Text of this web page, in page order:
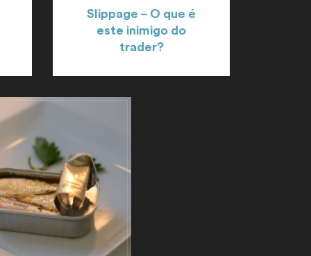
Slippage – O que é
este inimigo do
trader?